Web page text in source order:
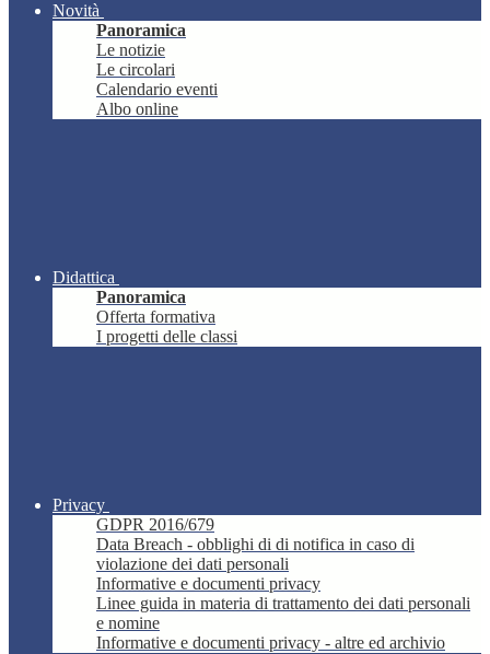
Novità
Panoramica
Le notizie
Le circolari
Calendario eventi
Albo online
Didattica
Panoramica
Offerta formativa
I progetti delle classi
Privacy
GDPR 2016/679
Data Breach - obblighi di di notifica in caso di
violazione dei dati personali
Informative e documenti privacy
Linee guida in materia di trattamento dei dati personali
e nomine
Informative e documenti privacy - altre ed archivio